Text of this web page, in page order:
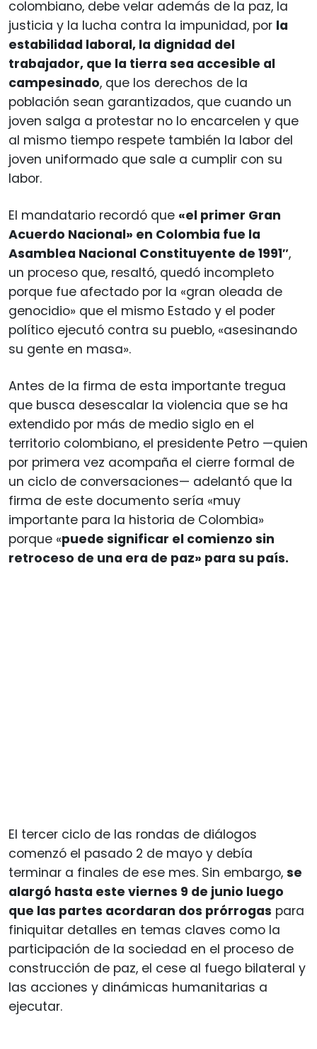
colombiano, debe velar además de la paz, la
justicia y la lucha contra la impunidad, por la
estabilidad laboral, la dignidad del
trabajador, que la tierra sea accesible al
campesinado, que los derechos de la
población sean garantizados, que cuando un
joven salga a protestar no lo encarcelen y que
al mismo tiempo respete también la labor del
joven uniformado que sale a cumplir con su
labor.
El mandatario recordó que «el primer Gran
Acuerdo Nacional» en Colombia fue la
Asamblea Nacional Constituyente de 1991″,
un proceso que, resaltó, quedó incompleto
porque fue afectado por la «gran oleada de
genocidio» que el mismo Estado y el poder
político ejecutó contra su pueblo, «asesinando
su gente en masa».
Antes de la firma de esta importante tregua
que busca desescalar la violencia que se ha
extendido por más de medio siglo en el
territorio colombiano, el presidente Petro —quien
por primera vez acompaña el cierre formal de
un ciclo de conversaciones— adelantó que la
firma de este documento sería «muy
importante para la historia de Colombia»
porque «puede significar el comienzo sin
retroceso de una era de paz» para su país.
El tercer ciclo de las rondas de diálogos
comenzó el pasado 2 de mayo y debía
terminar a finales de ese mes. Sin embargo, se
alargó hasta este viernes 9 de junio luego
que las partes acordaran dos prórrogas para
finiquitar detalles en temas claves como la
participación de la sociedad en el proceso de
construcción de paz, el cese al fuego bilateral y
las acciones y dinámicas humanitarias a
ejecutar.